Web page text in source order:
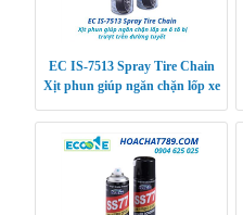
EC IS-7513 Spray Tire Chain
Xịt phun giúp ngăn chặn lốp xe